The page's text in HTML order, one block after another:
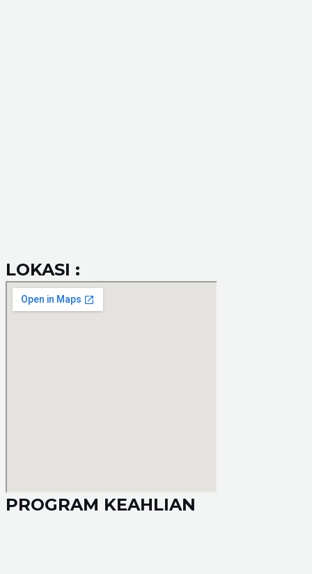
LOKASI :
PROGRAM KEAHLIAN